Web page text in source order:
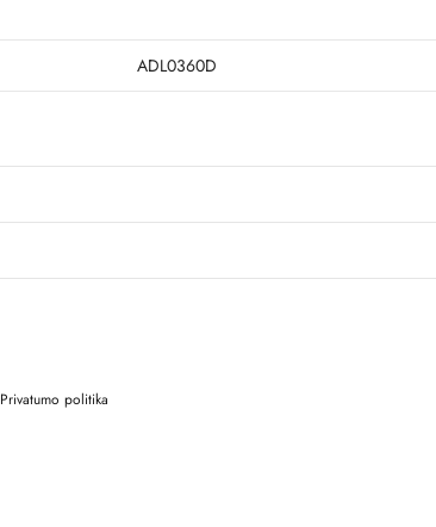
ADL0360D
Privatumo politika